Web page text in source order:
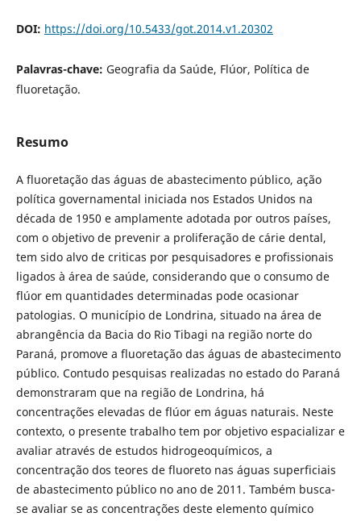
DOI: https://doi.org/10.5433/got.2014.v1.20302
Palavras-chave: Geografia da Saúde, Flúor, Política de
fluoretação.
Resumo
A fluoretação das águas de abastecimento público, ação
política governamental iniciada nos Estados Unidos na
década de 1950 e amplamente adotada por outros países,
com o objetivo de prevenir a proliferação de cárie dental,
tem sido alvo de criticas por pesquisadores e profissionais
ligados à área de saúde, considerando que o consumo de
flúor em quantidades determinadas pode ocasionar
patologias. O município de Londrina, situado na área de
abrangência da Bacia do Rio Tibagi na região norte do
Paraná, promove a fluoretação das águas de abastecimento
público. Contudo pesquisas realizadas no estado do Paraná
demonstraram que na região de Londrina, há
concentrações elevadas de flúor em águas naturais. Neste
contexto, o presente trabalho tem por objetivo espacializar e
avaliar através de estudos hidrogeoquímicos, a
concentração dos teores de fluoreto nas águas superficiais
de abastecimento público no ano de 2011. Também busca-
se avaliar se as concentrações deste elemento químico